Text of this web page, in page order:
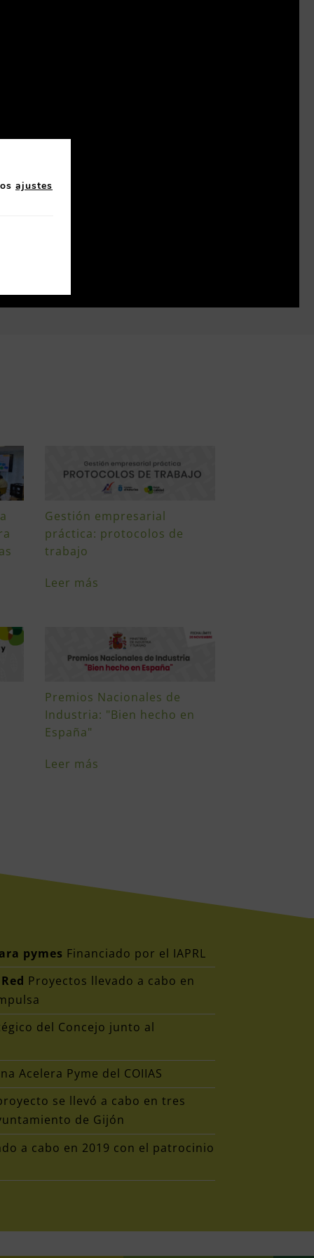
Gestión empresarial
práctica: protocolos de
trabajo
Leer más
Premios Nacionales de
Industria: "Bien hecho en
España"
Leer más
pymes Financiado por el IAPRL
Proyectos llevado a cabo en
del Concejo junto al
Acelera Pyme del COIIAS
se llevó a cabo en tres
de Gijón
a cabo en 2019 con el patrocinio
ajustes